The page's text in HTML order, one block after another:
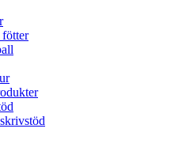
fötter